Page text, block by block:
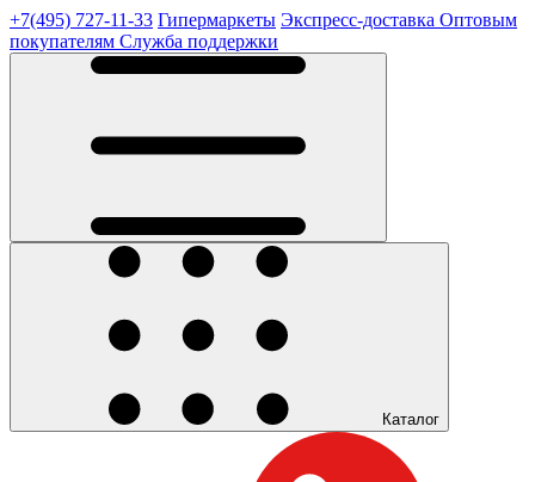
+7(495) 727-11-33 Гипермаркеты Экспресс-доставка Оптовым
покупателям Служба поддержки
Каталог